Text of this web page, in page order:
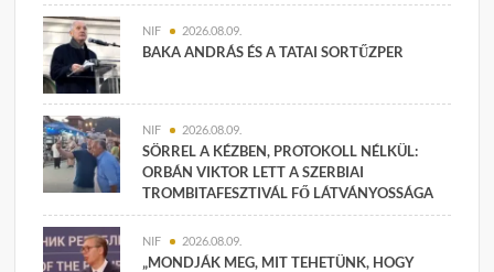
NIF 2026.08.09.
BAKA ANDRÁS ÉS A TATAI SORTŰZPER
NIF 2026.08.09.
SÖRREL A KÉZBEN, PROTOKOLL NÉLKÜL:
ORBÁN VIKTOR LETT A SZERBIAI
TROMBITAFESZTIVÁL FŐ LÁTVÁNYOSSÁGA
NIF 2026.08.09.
„MONDJÁK MEG, MIT TEHETÜNK, HOGY